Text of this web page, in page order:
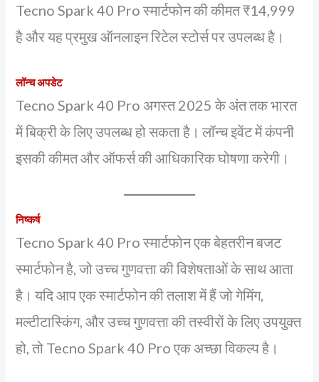
Tecno Spark 40 Pro स्मार्टफोन की कीमत ₹14,999
है और यह प्रमुख ऑनलाइन रिटेल स्टोर्स पर उपलब्ध है।
लॉन्च अपडेट
Tecno Spark 40 Pro अगस्त 2025 के अंत तक भारत
में बिक्री के लिए उपलब्ध हो सकता है। लॉन्च इवेंट में कंपनी
इसकी कीमत और ऑफर्स की आधिकारिक घोषणा करेगी।
निष्कर्ष
Tecno Spark 40 Pro स्मार्टफोन एक बेहतरीन बजट
स्मार्टफोन है, जो उच्च गुणवत्ता की विशेषताओं के साथ आता
है। यदि आप एक स्मार्टफोन की तलाश में हैं जो गेमिंग,
मल्टीटास्किंग, और उच्च गुणवत्ता की तस्वीरों के लिए उपयुक्त
हो, तो Tecno Spark 40 Pro एक अच्छा विकल्प है।